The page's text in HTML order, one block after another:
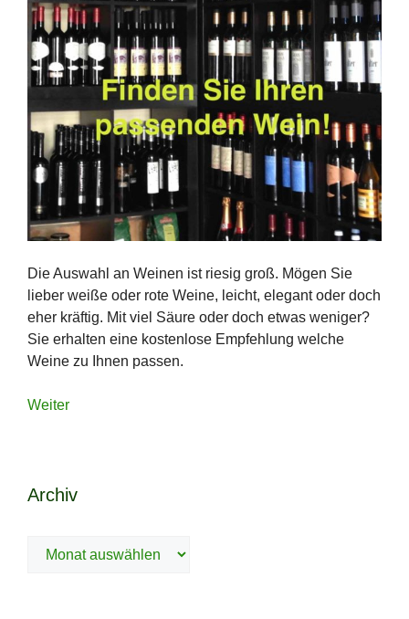
Die Auswahl an Weinen ist riesig groß. Mögen Sie
lieber weiße oder rote Weine, leicht, elegant oder doch
eher kräftig. Mit viel Säure oder doch etwas weniger?
Sie erhalten eine kostenlose Empfehlung welche
Weine zu Ihnen passen.
Weiter
Archiv
Archiv